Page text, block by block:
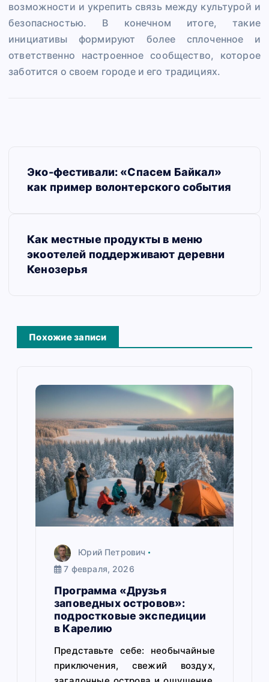
возможности и укрепить связь между культурой и
безопасностью. В конечном итоге, такие
инициативы формируют более сплоченное и
ответственно настроенное сообщество, которое
заботится о своем городе и его традициях.
Эко-фестивали: «Спасем Байкал»
как пример волонтерского события
Как местные продукты в меню
экоотелей поддерживают деревни
Кенозерья
Похожие записи
Юрий Петрович
7 февраля, 2026
Программа «Друзья
заповедных островов»:
подростковые экспедиции
в Карелию
Представьте себе: необычайные
приключения, свежий воздух,